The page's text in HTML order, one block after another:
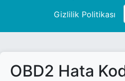
Gizlilik Politikası
OBD2 Hata